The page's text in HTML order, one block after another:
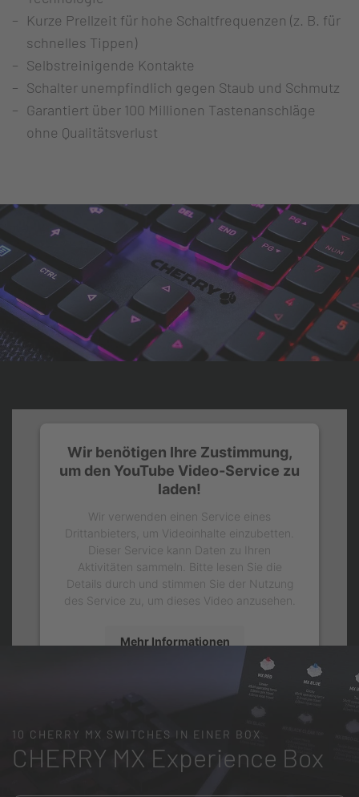
Kurze Prellzeit für hohe Schaltfrequenzen (z. B. für
schnelles Tippen)
Selbstreinigende Kontakte
Schalter unempfindlich gegen Staub und Schmutz
Garantiert über 100 Millionen Tastenanschläge
ohne Qualitätsverlust
Wir benötigen Ihre Zustimmung,
um den YouTube Video-Service zu
laden!
Wir verwenden einen Service eines
Drittanbieters, um Videoinhalte einzubetten.
Dieser Service kann Daten zu Ihren
Aktivitäten sammeln. Bitte lesen Sie die
Details durch und stimmen Sie der Nutzung
des Service zu, um dieses Video anzusehen.
Mehr Informationen
10 CHERRY MX SWITCHES IN EINER BOX
CHERRY MX Experience Box